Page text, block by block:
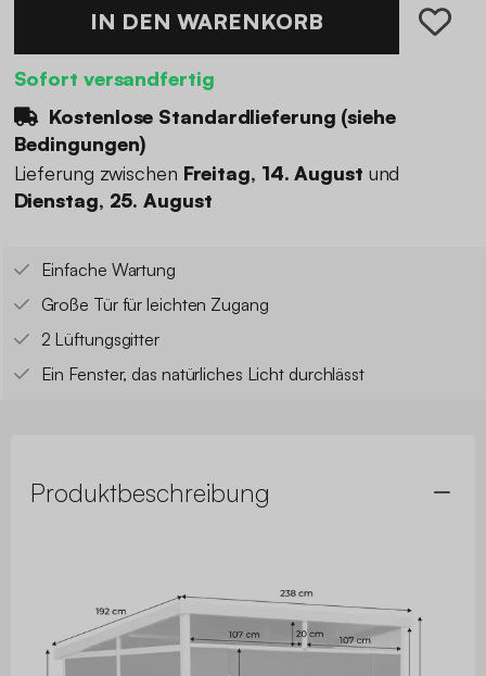
IN DEN WARENKORB
Sofort versandfertig
Kostenlose Standardlieferung (siehe
Bedingungen)
Lieferung zwischen Freitag, 14. August und
Dienstag, 25. August
Einfache Wartung
Große Tür für leichten Zugang
2 Lüftungsgitter
Ein Fenster, das natürliches Licht durchlässt
Produktbeschreibung